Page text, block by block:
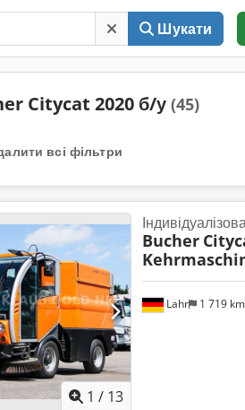
Шукати
Citycat 2020 б/у (45)
всі фільтри
1 / 13
Lahr 1 719 km
Bucher